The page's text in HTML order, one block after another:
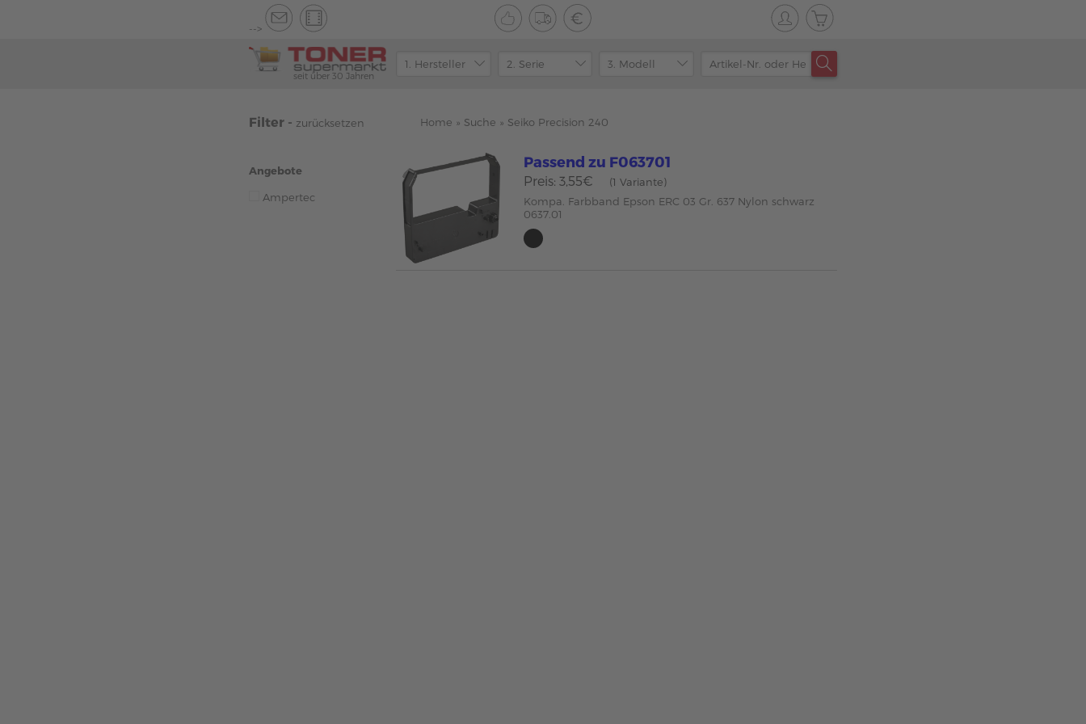
-->
seit über 30 Jahren
Filter - zurücksetzen
Angebote
Ampertec
Home » Suche » Seiko Precision 240
Passend zu F063701
Preis: 3,55€
(1 Variante)
Kompa. Farbband Epson ERC 03 Gr. 637 Nylon schwarz
0637.01